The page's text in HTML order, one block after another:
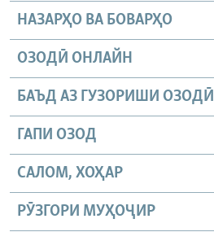
НАЗАРҲО ВА БОВАРҲО
ОЗОДӢ ОНЛАЙН
БАЪД АЗ ГУЗОРИШИ ОЗОДӢ
ГАПИ ОЗОД
САЛОМ, ХОҲАР
РӮЗГОРИ МУҲОҶИР